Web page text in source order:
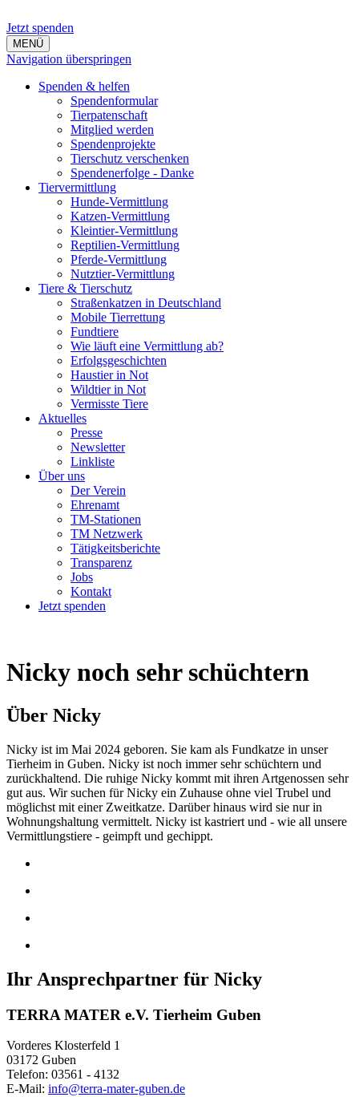
Jetzt spenden
MENÜ
Navigation überspringen
Spenden & helfen
Spendenformular
Tierpatenschaft
Mitglied werden
Spendenprojekte
Tierschutz verschenken
Spendenerfolge - Danke
Tiervermittlung
Hunde-Vermittlung
Katzen-Vermittlung
Kleintier-Vermittlung
Reptilien-Vermittlung
Pferde-Vermittlung
Nutztier-Vermittlung
Tiere & Tierschutz
Straßenkatzen in Deutschland
Mobile Tierrettung
Fundtiere
Wie läuft eine Vermittlung ab?
Erfolgsgeschichten
Haustier in Not
Wildtier in Not
Vermisste Tiere
Aktuelles
Presse
Newsletter
Linkliste
Über uns
Der Verein
Ehrenamt
TM-Stationen
TM Netzwerk
Tätigkeitsberichte
Transparenz
Jobs
Kontakt
Jetzt spenden
Nicky noch sehr schüchtern
Über Nicky
Nicky ist im Mai 2024 geboren. Sie kam als Fundkatze in unser
Tierheim in Guben. Nicky ist noch immer sehr schüchtern und
zurückhaltend. Die ruhige Nicky kommt mit ihren Artgenossen sehr
gut aus. Wir suchen für Nicky ein Zuhause ohne viel Trubel und
möglichst mit einer Zweitkatze. Darüber hinaus wird sie nur in
Wohnungshaltung vermittelt. Nicky ist kastriert und - wie all unsere
Vermittlungstiere - geimpft und gechippt.
Ihr Ansprechpartner für Nicky
TERRA MATER e.V. Tierheim Guben
Vorderes Klosterfeld 1
03172 Guben
Telefon: 03561 - 4132
E-Mail: info@terra-mater-guben.de